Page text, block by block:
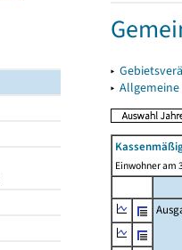
▸
▸
Einwohner am